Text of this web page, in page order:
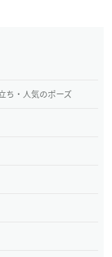
ち・人気のポーズ